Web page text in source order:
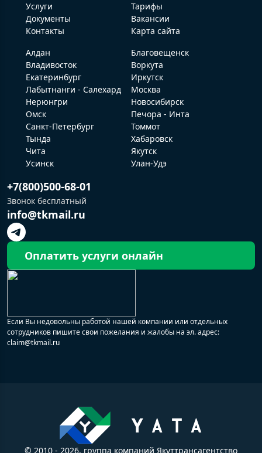
Услуги
Тарифы
Документы
Вакансии
Контакты
Карта сайта
Алдан
Благовещенск
Владивосток
Воркута
Екатеринбург
Иркутск
Лабытнанги - Салехард
Москва
Нерюнгри
Новосибирск
Омск
Печора - Инта
Санкт-Петербург
Томмот
Тында
Хабаровск
Чита
Якутск
Усинск
Улан-Удэ
+7(800)500-68-01
Звонок бесплатный
info@tkmail.ru
Оплатить услуги онлайн
Если Вы недовольны работой нашей компании или отдельных
сотрудников пишите свои пожелания и жалобы на эл. адрес:
claim@tkmail.ru
© 2010 - 2026, группа компаний Якуттрансагентство